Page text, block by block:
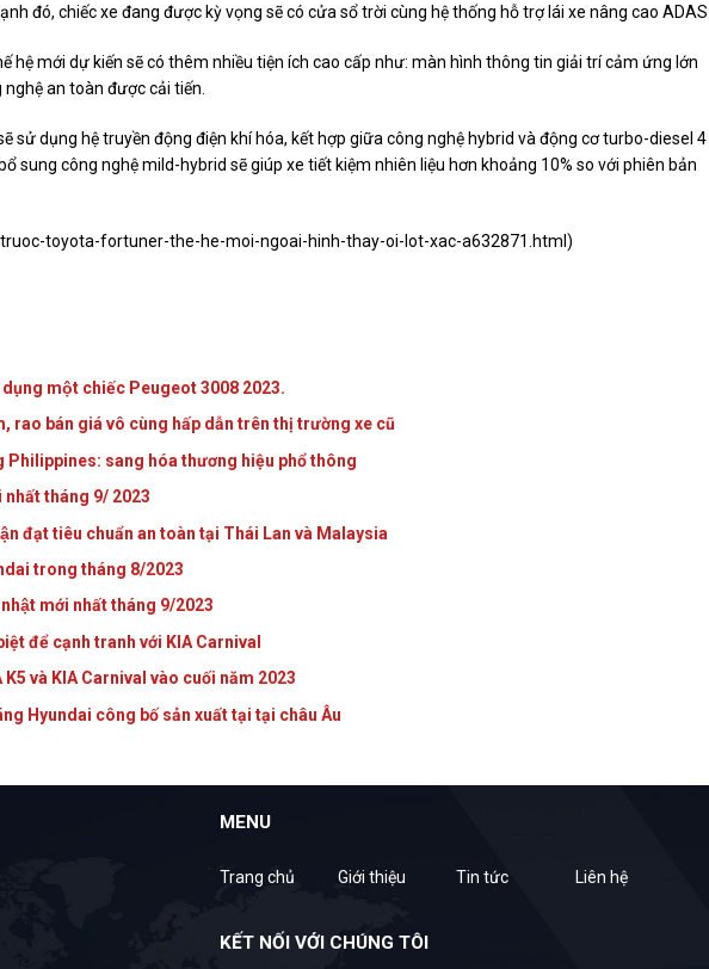
đó, chiếc xe đang được kỳ vọng sẽ có cửa sổ trời cùng hệ thống hỗ trợ lái xe nâng cao ADAS.
hệ mới dự kiến sẽ có thêm nhiều tiện ích cao cấp như: màn hình thông tin giải trí cảm ứng lớn
an toàn được cải tiến.
sử dụng hệ truyền động điện khí hóa, kết hợp giữa công nghệ hybrid và động cơ turbo-diesel 4
sung công nghệ mild-hybrid sẽ giúp xe tiết kiệm nhiên liệu hơn khoảng 10% so với phiên bản
toyota-fortuner-the-he-moi-ngoai-hinh-thay-oi-lot-xac-a632871.html )
một chiếc Peugeot 3008 2023.
rao bán giá vô cùng hấp dẫn trên thị trường xe cũ
Philippines: sang hóa thương hiệu phổ thông
tháng 9/ 2023
đạt tiêu chuẩn an toàn tại Thái Lan và Malaysia
trong tháng 8/2023
mới nhất tháng 9/2023
để cạnh tranh với KIA Carnival
và KIA Carnival vào cuối năm 2023
Hyundai công bố sản xuất tại tại châu Âu
MENU
Trang chủ Giới thiệu Tin tức Liên hệ
KẾT NỐI VỚI CHÚNG TÔI